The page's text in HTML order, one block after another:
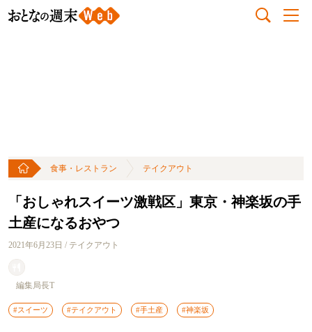
食事・レストラン テイクアウト
「おしゃれスイーツ激戦区」東京・神楽坂の手
土産になるおやつ
2021年6月23日 / テイクアウト
編集局長T
#スイーツ #テイクアウト #手土産 #神楽坂